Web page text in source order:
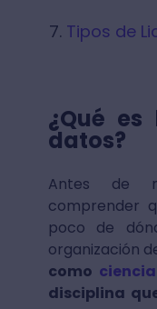
Tipos de
¿Qué
datos?
Antes de
comprender
poco de
organización
como
disciplina